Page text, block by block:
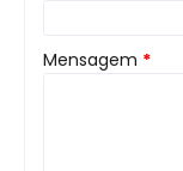
Mensagem *